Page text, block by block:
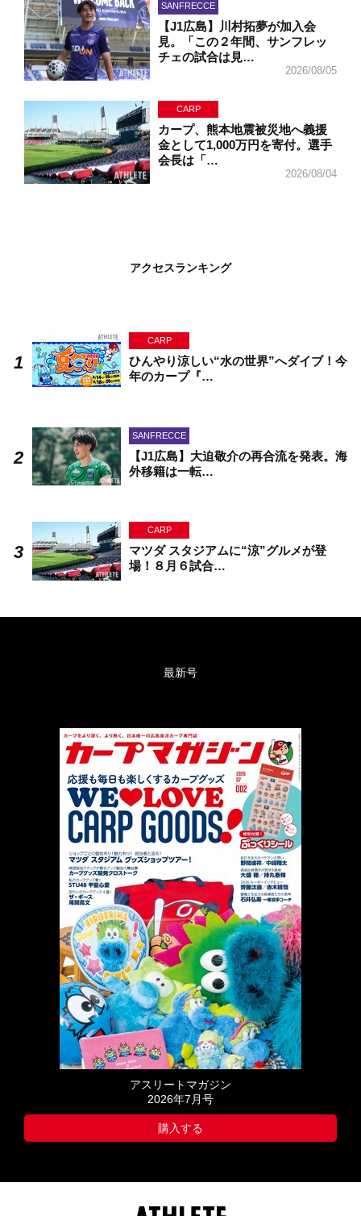
SANFRECCE
【J1広島】川村拓夢が加入会
見。「この２年間、サンフレッ
チェの試合は見…
2026/08/05
CARP
カープ、熊本地震被災地へ義援
金として1,000万円を寄付。選手
会長は「…
2026/08/04
アクセスランキング
CARP
ひんやり涼しい“水の世界”へダイブ！今
年のカープ『…
SANFRECCE
【J1広島】大迫敬介の再合流を発表。海
外移籍は一転…
CARP
マツダ スタジアムに“涼”グルメが登
場！８月６試合…
最新号
アスリートマガジン
2026年7月号
購入する